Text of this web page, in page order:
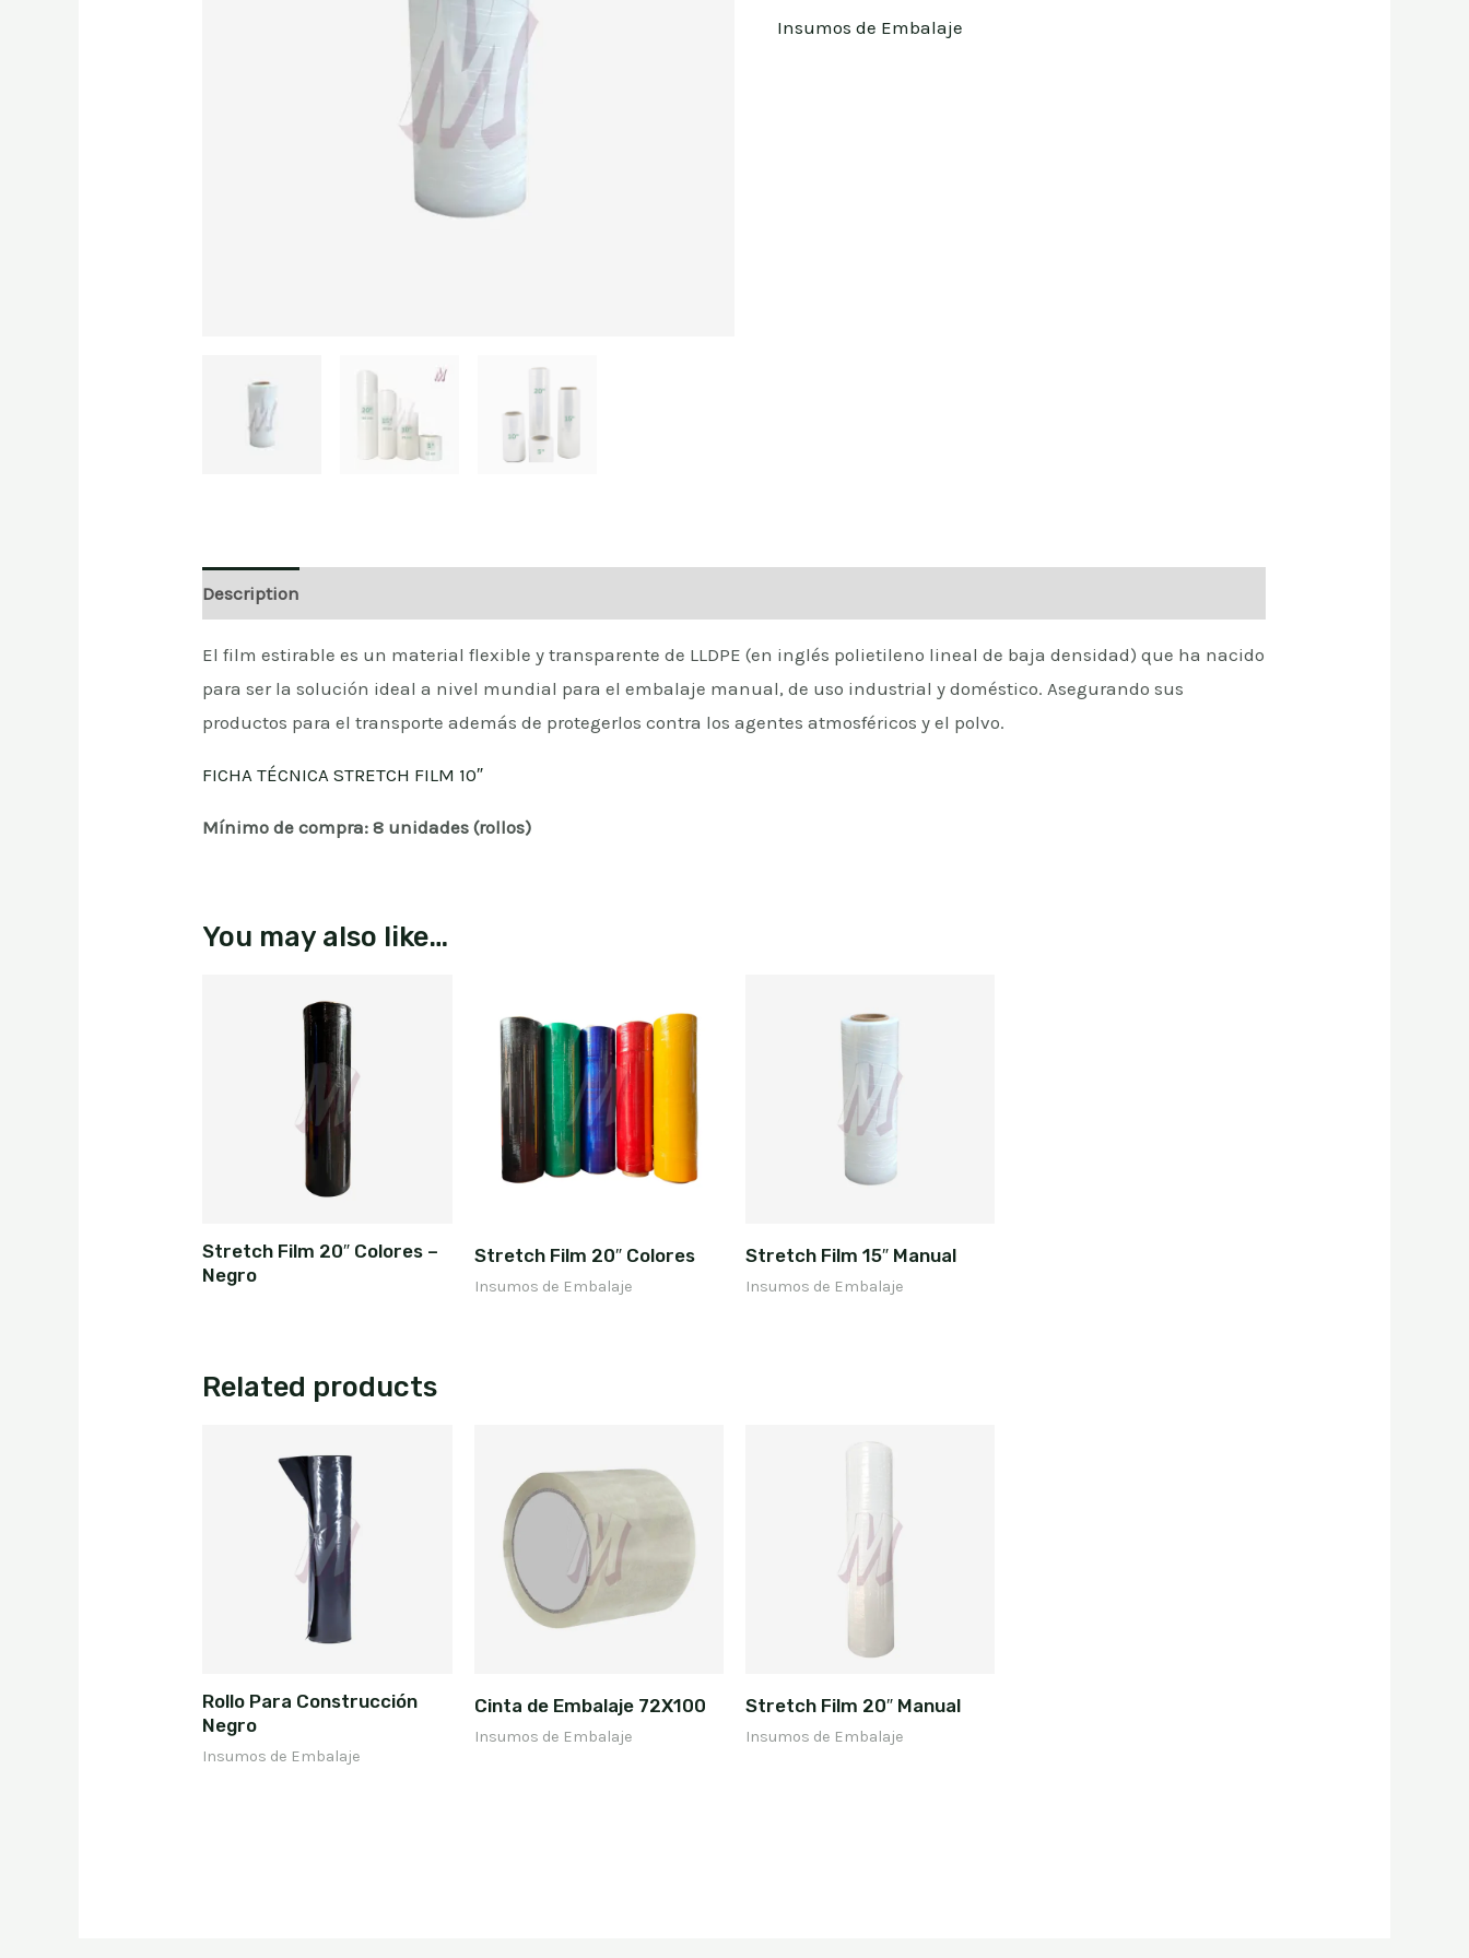
Insumos de Embalaje
Description
El film estirable es un material flexible y transparente de LLDPE (en inglés polietileno lineal de baja densidad) que ha nacido
para ser la solución ideal a nivel mundial para el embalaje manual, de uso industrial y doméstico. Asegurando sus
productos para el transporte además de protegerlos contra los agentes atmosféricos y el polvo.
FICHA TÉCNICA STRETCH FILM 10″
Mínimo de compra: 8 unidades (rollos)
You may also like…
Stretch Film 20″ Colores –
Negro
Stretch Film 20″ Colores
Insumos de Embalaje
Stretch Film 15″ Manual
Insumos de Embalaje
Related products
Rollo Para Construcción
Negro
Insumos de Embalaje
Cinta de Embalaje 72X100
Insumos de Embalaje
Stretch Film 20″ Manual
Insumos de Embalaje